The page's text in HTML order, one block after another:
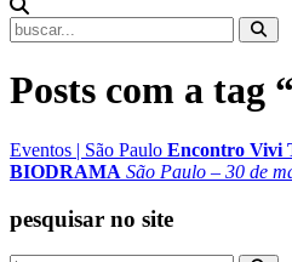
Posts com a tag
Eventos | São Paulo Encontro Vivi
BIODRAMA São Paulo – 30 de
pesquisar no site